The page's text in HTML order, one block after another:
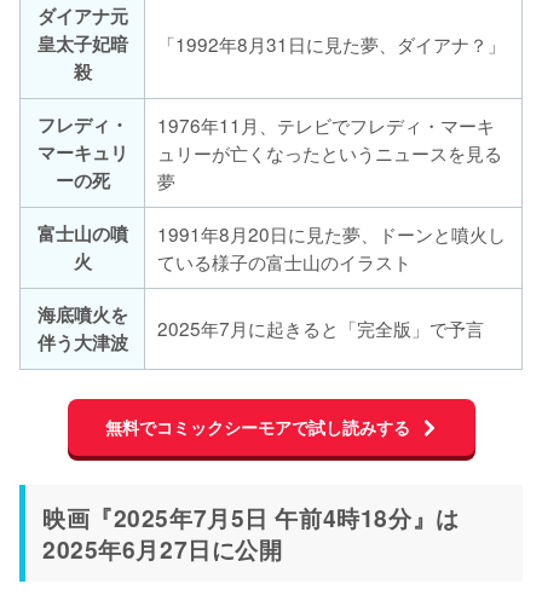
ダイアナ元
皇太子妃暗
殺
「1992年8月31日に見た夢、ダイアナ？」
フレディ・
マーキュリ
ーの死
1976年11月、テレビでフレディ・マーキ
ュリーが亡くなったというニュースを見る
夢
富士山の噴
火
1991年8月20日に見た夢、ドーンと噴火し
ている様子の富士山のイラスト
海底噴火を
伴う大津波
2025年7月に起きると「完全版」で予言
無料でコミックシーモアで試し読みする
映画『2025年7月5日 午前4時18分』は
2025年6月27日に公開